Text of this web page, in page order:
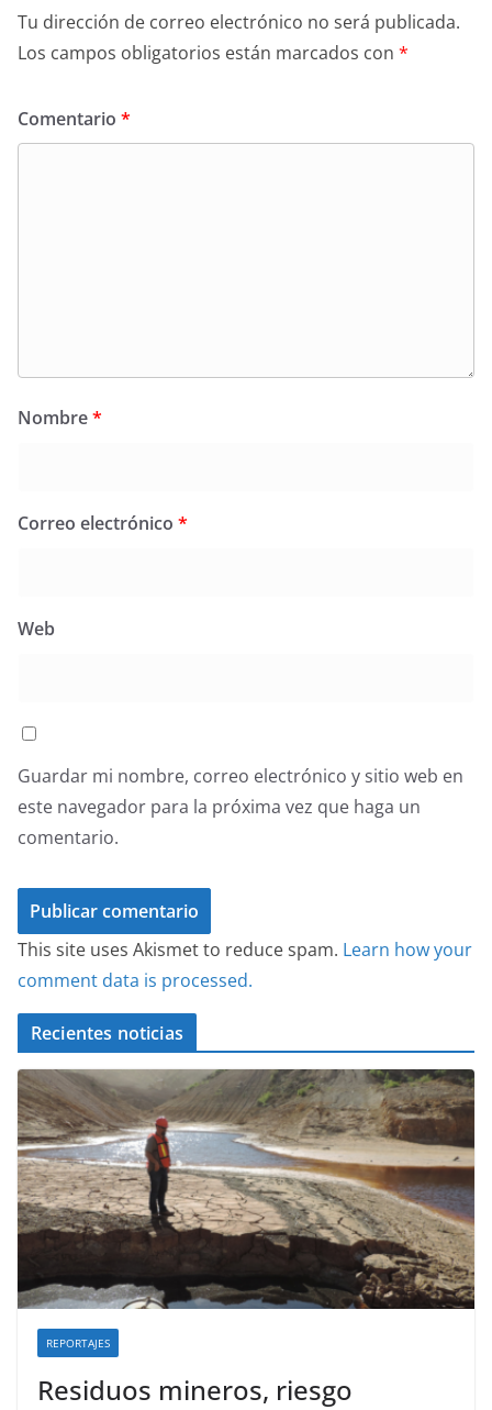
Tu dirección de correo electrónico no será publicada.
Los campos obligatorios están marcados con *
Comentario *
Nombre*
Correo electrónico *
Web
Guardar mi nombre, correo electrónico y sitio web en
este navegador para la próxima vez que haga un
comentario.
This site uses Akismet to reduce spam. Learn how your
comment data is processed.
Recientes noticias
REPORTAJES
Residuos mineros, riesgo